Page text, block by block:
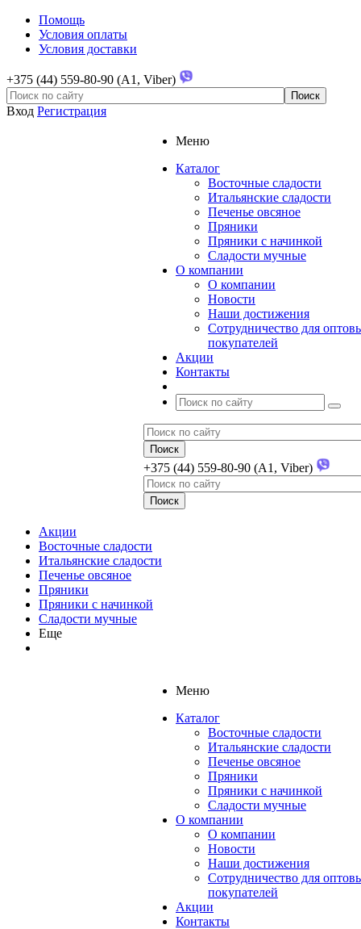
Помощь
Условия оплаты
Условия доставки
+375 (44) 559-80-90 (A1, Viber)
Вход Регистрация
Меню
Каталог
Восточные сладости
Итальянские сладости
Печенье овсяное
Пряники
Пряники с начинкой
Сладости мучные
О компании
О компании
Новости
Наши достижения
Сотрудничество для
покупателей
Акции
Контакты
+375 (44) 559-80-90 (A1, Viber)
Акции
Восточные сладости
Итальянские сладости
Печенье овсяное
Пряники
Пряники с начинкой
Сладости мучные
Еще
Меню
Каталог
Восточные сладости
Итальянские сладости
Печенье овсяное
Пряники
Пряники с начинкой
Сладости мучные
О компании
О компании
Новости
Наши достижения
Сотрудничество для
покупателей
Акции
Контакты